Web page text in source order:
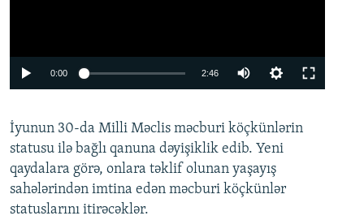
0:00 2:46
360p
480p
720p
İyunun 30-da Milli Məclis məcburi köçkünlərin
statusu ilə bağlı qanuna dəyişiklik edib. Yeni
qaydalara görə, onlara təklif olunan yaşayış
sahələrindən imtina edən məcburi köçkünlər
statuslarını itirəcəklər.